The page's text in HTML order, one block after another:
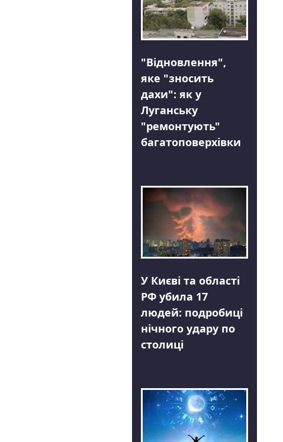
"Відновлення",
яке "зносить
дахи": як у
Луганську
"ремонтують"
багатоповерхівки
У Києві та області
РФ убила 17
людей: подробиці
нічного удару по
столиці